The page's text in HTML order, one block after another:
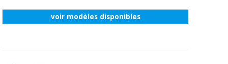
voir modèles disponibles